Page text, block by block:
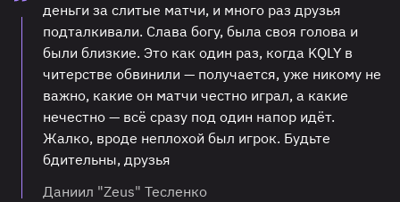
деньги за слитые матчи, и много раз друзья
подталкивали. Слава богу, была своя голова и
были близкие. Это как один раз, когда KQLY в
читерстве обвинили — получается, уже никому не
важно, какие он матчи честно играл, а какие
нечестно — всё сразу под один напор идёт.
Жалко, вроде неплохой был игрок. Будьте
бдительны, друзья
Даниил "Zeus" Тесленко